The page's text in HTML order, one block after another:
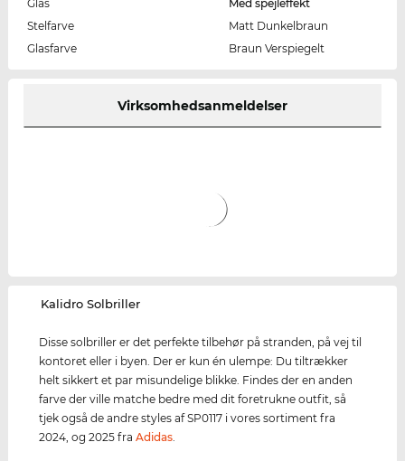
Glas
Med spejleffekt
Stelfarve
Matt Dunkelbraun
Glasfarve
Braun Verspiegelt
Virksomhedsanmeldelser
‌Kalidro Solbriller
Disse solbriller er det perfekte tilbehør på stranden, på vej til
kontoret eller i byen. Der er kun én ulempe: Du tiltrækker
helt sikkert et par misundelige blikke. Findes der en anden
farve der ville matche bedre med dit foretrukne outfit, så
tjek også de andre styles af SP0117 i vores sortiment fra
2024, og 2025 fraAdidas